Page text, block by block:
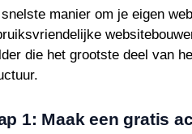
manier om je eigen
die het grootste deel van
1: Maak een gratis